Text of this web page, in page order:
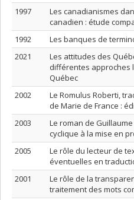
1997
Les canadianismes
canadien : étude
1992
Les banques de
2021
Les attitudes des
différentes approches
Québec
2002
Le Romulus Roberti,
de Marie de France :
2003
Le roman de
cyclique à la mise en
2005
Le rôle du lecteur de
éventuelles en
2001
Le rôle de la
traitement des mots